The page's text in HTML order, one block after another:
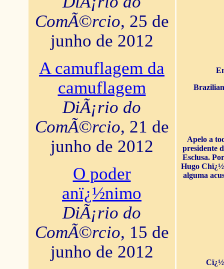
ComÃ©rcio, 25 de
junho de 2012
A camuflagem da
camuflagem
DiÃ¡rio do
ComÃ©rcio, 21 de
junho de 2012
O poder
anï¿½nimo
DiÃ¡rio do
ComÃ©rcio, 15 de
junho de 2012
Apelo a
presidente
Esclusa.
Hugo
alguma